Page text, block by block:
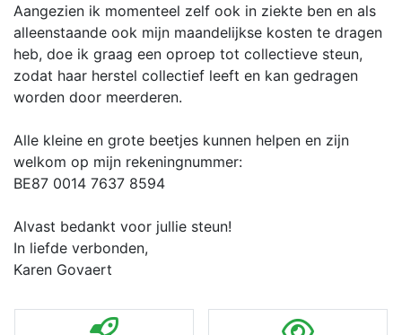
Aangezien ik momenteel zelf ook in ziekte ben en als
alleenstaande ook mijn maandelijkse kosten te dragen
heb, doe ik graag een oproep tot collectieve steun,
zodat haar herstel collectief leeft en kan gedragen
worden door meerderen.
Alle kleine en grote beetjes kunnen helpen en zijn
welkom op mijn rekeningnummer:
BE87 0014 7637 8594
Alvast bedankt voor jullie steun!
In liefde verbonden,
Karen Govaert